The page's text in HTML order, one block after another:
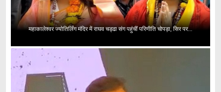
महाकालेश्वर ज्योतिर्लिंग मंदिर में राघव चड्ढा संग पहुंचीं परिणीति चोपड़ा, सिर पर...